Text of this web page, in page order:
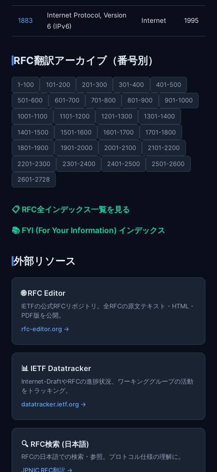
1883
Internet Protocol, Version
6 (IPv6)
Internet 1995
RFC翻訳アーカイブ（番号別）
1-100 101-200 201-300 301-400 401-500
501-600 601-700 701-800 801-900 901-1000
1001-1100 1101-1200 1201-1300 1301-1400
1401-1500 1501-1600 1601-1700 1701-1800
1801-1900 1901-2000 2001-2100 2101-2200
2201-2300 2301-2400 2401-2500 2501-2600
2601-2728
📋 RFC全インデックス一覧を見る
📚 FYI (For Your Information) インデックス
外部リソース
🌐 RFC Editor
IETFの公式RFCリポジトリ。全RFCの原文テキスト・HTML・
PDF版を公開。
rfc-editor.org →
📊 IETF Datatracker
Internet-DraftやRFCの進捗状況、ワーキンググループの活動
をトラッキング。
datatracker.ietf.org →
🔍 RFC検索 (日本語)
RFCの日本語での検索・参照。プロトコル仕様の理解に。
JPNIC RFC翻訳 →